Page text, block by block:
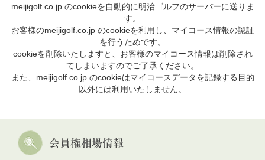
meijigolf.co.jp のcookieを自動的に明治ゴルフのサーバーに送りま
す。
お客様のmeijigolf.co.jp のcookieを利用し、マイコース情報の認証
を行うためです。
cookieを削除いたしますと、お客様のマイコース情報は削除され
てしまいますのでご了承ください。
また、meijigolf.co.jp のcookieはマイコースデータを記録する目的
以外には利用いたしません。